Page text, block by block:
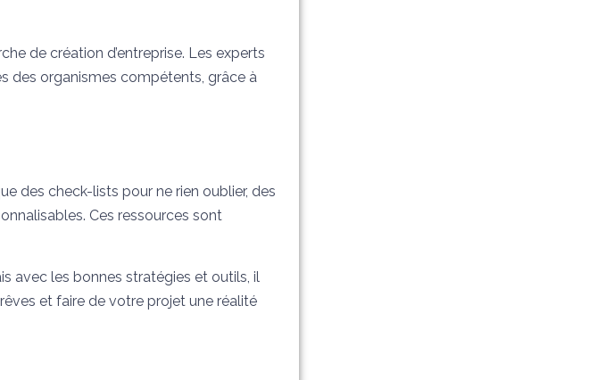
de création d’entreprise. Les experts
des organismes compétents, grâce à
des check-lists pour ne rien oublier, des
Ces ressources sont
avec les bonnes stratégies et outils, il
et faire de votre projet une réalité